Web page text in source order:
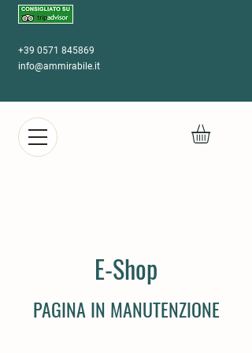
+39 0571 845869
info@ammirabile.it
E-Shop
PAGINA IN MANUTENZIONE